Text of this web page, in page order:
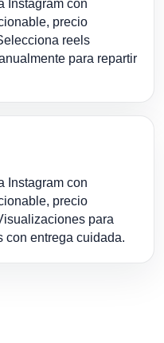
Instagram con
precio
reels
para repartir
Instagram con
precio
para
con entrega cuidada.